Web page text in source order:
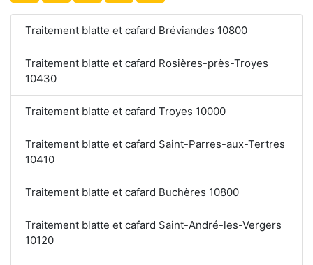
Traitement blatte et cafard Bréviandes 10800
Traitement blatte et cafard Rosières-près-Troyes
10430
Traitement blatte et cafard Troyes 10000
Traitement blatte et cafard Saint-Parres-aux-Tertres
10410
Traitement blatte et cafard Buchères 10800
Traitement blatte et cafard Saint-André-les-Vergers
10120